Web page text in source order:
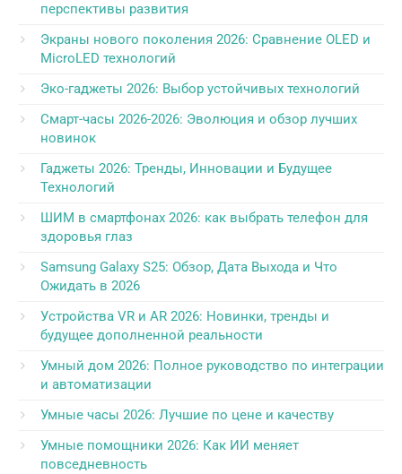
перспективы развития
Экраны нового поколения 2026: Сравнение OLED и
MicroLED технологий
Эко-гаджеты 2026: Выбор устойчивых технологий
Смарт-часы 2026-2026: Эволюция и обзор лучших
новинок
Гаджеты 2026: Тренды, Инновации и Будущее
Технологий
ШИМ в смартфонах 2026: как выбрать телефон для
здоровья глаз
Samsung Galaxy S25: Обзор, Дата Выхода и Что
Ожидать в 2026
Устройства VR и AR 2026: Новинки, тренды и
будущее дополненной реальности
Умный дом 2026: Полное руководство по интеграции
и автоматизации
Умные часы 2026: Лучшие по цене и качеству
Умные помощники 2026: Как ИИ меняет
повседневность